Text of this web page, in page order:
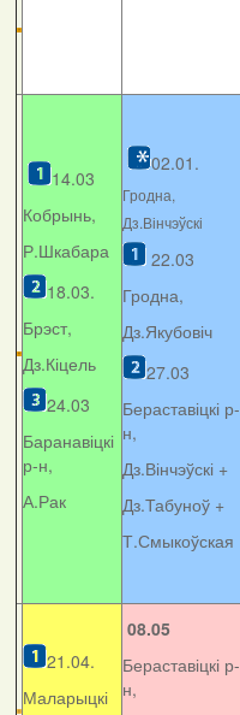
14.03
Кобрынь,
Р.Шкабара
18.03.
Брэст,
Дз.Кіцель
24.03
Баранавіцкі
р-н,
А.Рак
02.01.
Гродна,
Дз.Вінчэўскі
22.03
Гродна,
Дз.Якубовіч
27.03
Бераставіцкі р-
н,
Дз.Вінчэўскі +
Дз.Табуноў +
Т.Смыкоўская
21.04.
Маларыцкі
08.05
Бераставіцкі р-
н,